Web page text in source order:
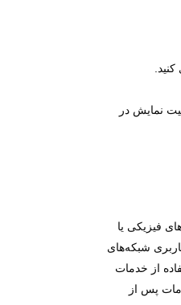
نمایش در
فیزیکی یا
شبکه‌های
از خدمات
پس از